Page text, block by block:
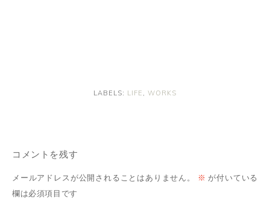
LABELS: LIFE , WORKS
コメントを残す
メールアドレスが公開されることはありません。 ※ が付いている
欄は必須項目です